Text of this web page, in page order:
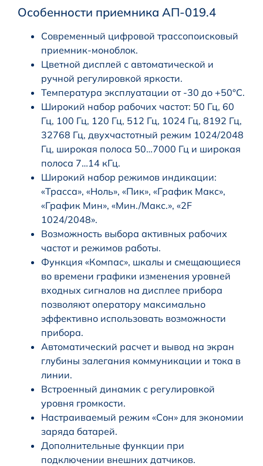
Особенности приемника АП-019.4
Современный цифровой трассопоисковый
приемник-моноблок.
Цветной дисплей с автоматической и
ручной регулировкой яркости.
Температура эксплуатации от -30 до +50°С.
Широкий набор рабочих частот: 50 Гц, 60
Гц, 100 Гц, 120 Гц, 512 Гц, 1024 Гц, 8192 Гц,
32768 Гц, двухчастотный режим 1024/2048
Гц, широкая полоса 50…7000 Гц и широкая
полоса 7…14 кГц.
Широкий набор режимов индикации:
«Трасса», «Ноль», «Пик», «График Макс»,
«График Мин», «Мин./Макс.», «2F
1024/2048».
Возможность выбора активных рабочих
частот и режимов работы.
Функция «Компас», шкалы и смещающиеся
во времени графики изменения уровней
входных сигналов на дисплее прибора
позволяют оператору максимально
эффективно использовать возможности
прибора.
Автоматический расчет и вывод на экран
глубины залегания коммуникации и тока в
линии.
Встроенный динамик с регулировкой
уровня громкости.
Настраиваемый режим «Сон» для экономии
заряда батарей.
Дополнительные функции при
подключении внешних датчиков.